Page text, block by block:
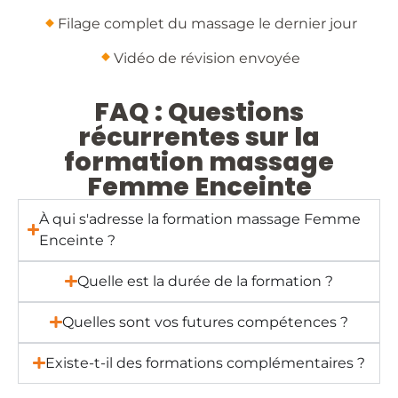
​Filage complet du massage le dernier jour
​Vidéo de révision envoyée
FAQ : Questions
récurrentes sur la
formation massage
Femme Enceinte
À qui s'adresse la formation massage Femme
Enceinte ?
Quelle est la durée de la formation ?
Quelles sont vos futures compétences ?
Existe-t-il des formations complémentaires ?